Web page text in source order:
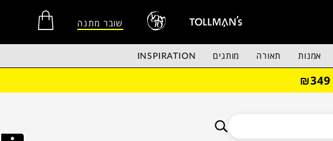
שובר מתנה
אמנות תאורה מותגים INSPIRATION
₪349